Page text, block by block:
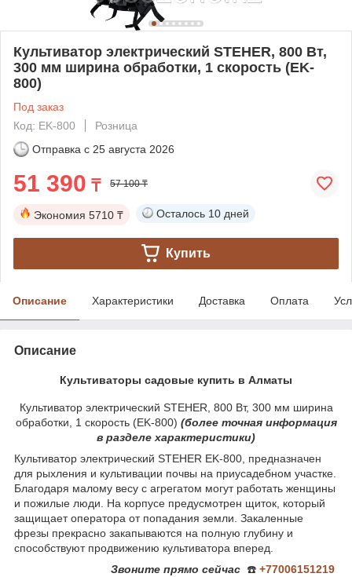
Культиватор электрический STEHER, 800 Вт,
300 мм ширина обработки, 1 скорость (EK-
800)
Под заказ
Код: EK-800
Розница
Отправка с 25 августа 2026
51 390 ₸ 57 100 ₸
Экономия 5710 ₸ Осталось 10 дней
Купить
Описание Характеристики Доставка Оплата
Описание
Культиваторы садовые купить в Алматы
Культиватор электрический STEHER, 800 Вт, 300 мм ширина
обработки, 1 скорость (EK-800) (более точная информация
в разделе характеристики)
Культиватор электрический STEHER EK-800, предназначен
для рыхления и культивации почвы на приусадебном участке.
Благодаря малому весу с агрегатом могут работать женщины
и пожилые люди. На корпусе предусмотрен щиток, который
защищает оператора от попадания земли. Закаленные
фрезы прекрасно закапываются на полную глубину и
способствуют продвижению культиватора вперед.
Звоните прямо сейчас ☎️ +77006151219